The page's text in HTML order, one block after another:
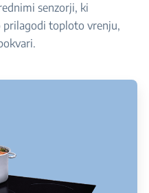
senzorji, ki
prilagodi toploto vrenju,